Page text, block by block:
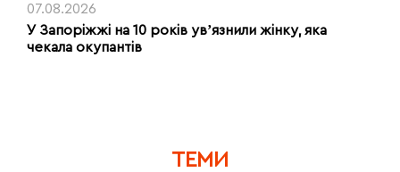
07.08.2026
У Запоріжжі на 10 років увʼязнили жінку, яка
чекала окупантів
ТЕМИ